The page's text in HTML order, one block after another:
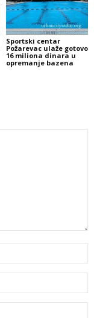
Sportski centar
Požarevac ulaže gotovo
16 miliona dinara u
opremanje bazena